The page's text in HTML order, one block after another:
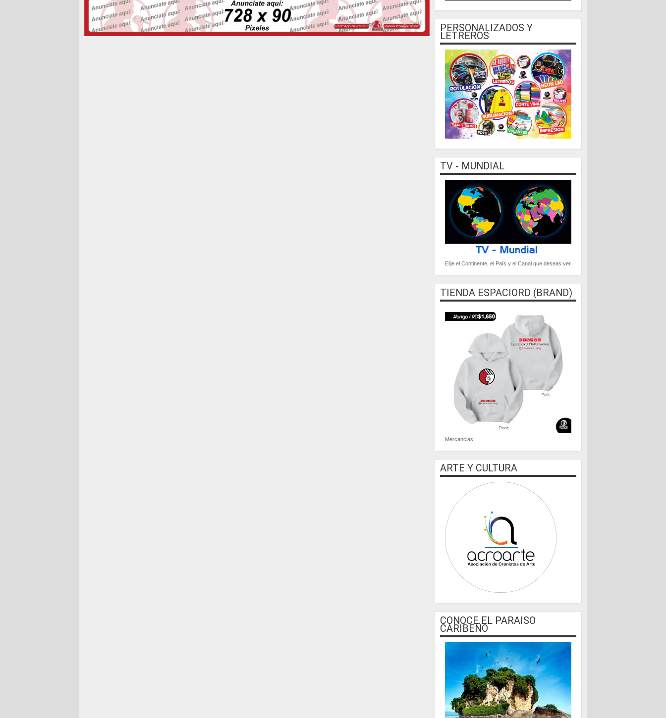
PERSONALIZADOS Y
LETREROS
TV - MUNDIAL
Elije el Continente, el País y el Canal que deseas ver
TIENDA ESPACIORD (BRAND)
Mercancias
ARTE Y CULTURA
CONOCE EL PARAISO
CARIBEÑO